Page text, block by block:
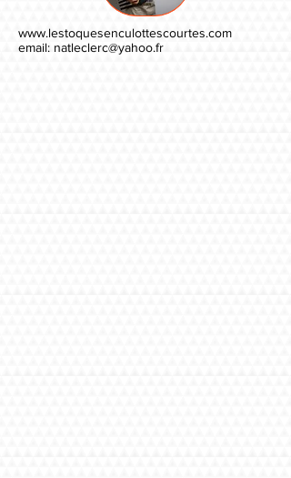
www.lestoquesenculottescourtes.com
email: natleclerc@yahoo.fr